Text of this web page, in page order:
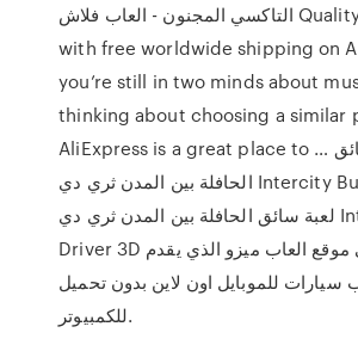
التاكسي المجنون - العاب فلاش Quality musiland
with free worldwide shipping on
you’re still in two minds about
thinking about choosing a similar
AliExpress is a great place to … وصف لعبة سائق
الحافلة بين المدن ثري دي Intercity Bus Driver 3D.
لعبة سائق الحافلة بين المدن ثري دي Intercity Bus
Driver 3D العبها مجانا على موقع العاب ميزو الذي يقدم
سيارات للموبايل اون لاين بدون تحميل
للكمبيوتر.